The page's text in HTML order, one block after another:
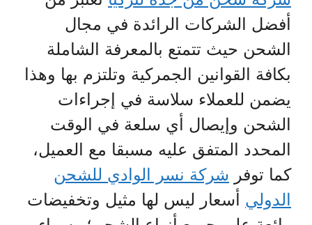
أفضل الشركات الرائدة في مجال
الشحن حيث تتمتع بالمعرفة الشاملة
بكافة القوانين الجمركية وتلتزم بها وهذا
يضمن للعملاء سلاسة في إجراءات
الشحن وإيصال أي سلعة في الوقت
المحدد المتفق عليه مسبقا مع العميل،
كما توفر شركة نسر الوادي للشحن
الدولي أسعار ليس لها مثيل وتخفيضات